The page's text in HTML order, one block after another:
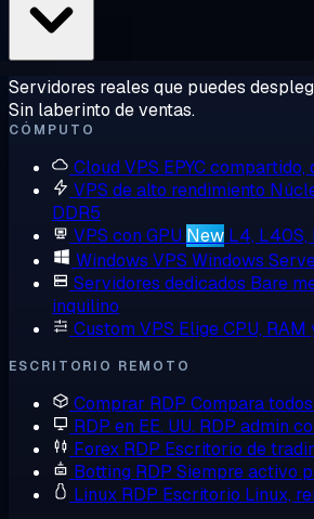
Servidores reales que puedes
Sin laberinto de ventas.
CÓMPUTO
Cloud VPS EPYC
VPS de alto rendimiento
DDR5
VPS con GPU New L4, L40S,
Windows VPS Windows
Servidores dedicados Bare
inquilino
Custom VPS Elige CPU,
ESCRITORIO REMOTO
Comprar RDP Compara
RDP en EE. UU. RDP admin
Forex RDP Escritorio de
Botting RDP Siempre activo
Linux RDP Escritorio Linux,